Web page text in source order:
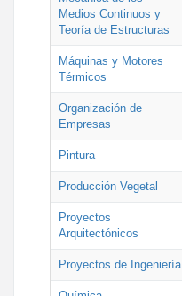
Medios Continuos y
Teoría de Estructuras
Máquinas y Motores
Térmicos
Organización de
Empresas
Pintura
Producción Vegetal
Proyectos
Arquitectónicos
Proyectos de Ingeniería